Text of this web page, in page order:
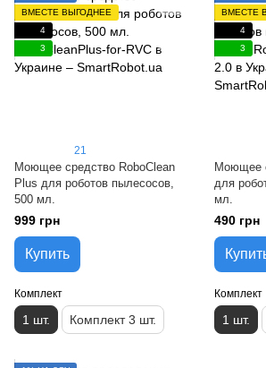
ВМЕСТЕ ВЫГОДНЕЕ
4
3
21
Моющее средство RoboClean
Plus для роботов пылесосов,
500 мл.
999 грн
Купить
Комплект
1 шт. Комплект 3 шт.
ВМЕСТЕ
4
3
Моющее
для
мл.
490 грн
Комплект
1 шт.